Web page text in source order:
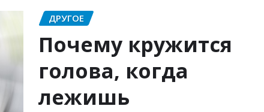
ДРУГОЕ
Почему кружится
голова, когда
лежишь